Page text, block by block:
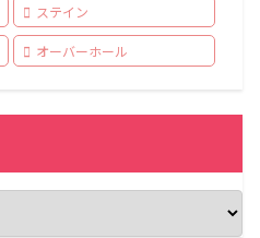
ステイン
オーバーホール